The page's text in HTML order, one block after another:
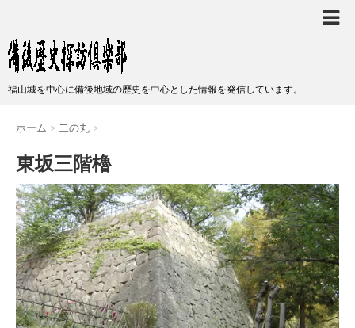
福山城を中心に備後地域の歴史を中心とした情報を発信しています。
ホーム > 二の丸 >
東坂三階櫓